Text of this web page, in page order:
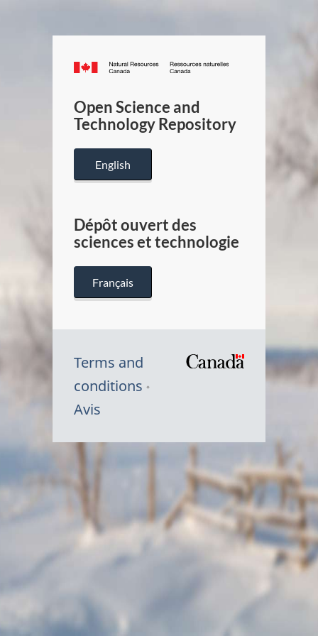
Canada.ca
/
Canada
Open Science and
Technology Repository
English
Dépôt ouvert des
sciences et technologie
Français
Terms and
conditions
Avis
Symbole
Canada